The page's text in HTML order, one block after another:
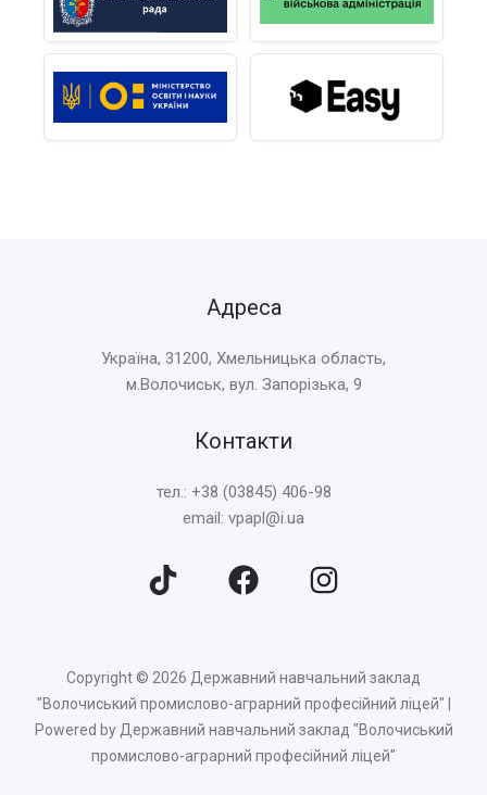
Адреса
Україна, 31200, Хмельницька область,
м.Волочиськ, вул. Запорізька, 9
Контакти
тел.: +38 (03845) 406-98
email: vpapl@i.ua
Copyright © 2026 Державний навчальний заклад
"Волочиський промислово-аграрний професійний ліцей" |
Powered by Державний навчальний заклад "Волочиський
промислово-аграрний професійний ліцей"